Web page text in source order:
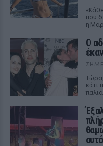
που
η
Ο
Τώρα,
κάτι